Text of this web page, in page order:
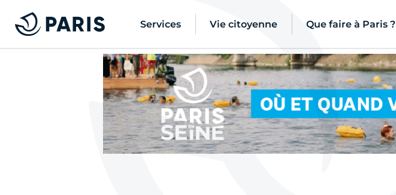
Services Vie citoyenne Que faire à Paris ?